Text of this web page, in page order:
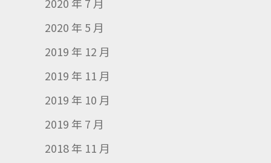
2020 年 5 月
2019 年 12 月
2019 年 11 月
2019 年 10 月
2019 年 7 月
2018 年 11 月